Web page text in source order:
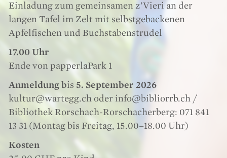
Einladung zum gemeinsamen z’Vieri an der
langen Tafel im Zelt mit selbstgebackenen
Apfelfischen und Buchstabenstrudel
17.00 Uhr
Ende von papperlaPark 1
Anmeldung bis 5. September 2026
kultur@wartegg.ch oder info@bibliorrb.ch /
Bibliothek Rorschach-Rorschacherberg: 071 841
13 31 (Montag bis Freitag, 15.00–18.00 Uhr)
Kosten